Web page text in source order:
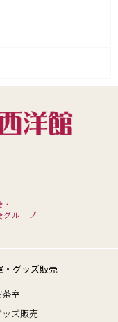
グループ
・グッズ販売
室
ッズ販売